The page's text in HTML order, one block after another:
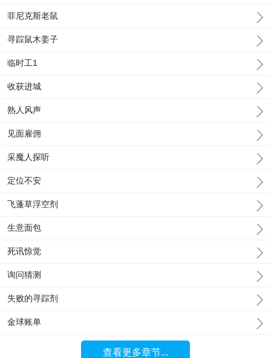
菲尼克斯老鼠
寻踪鼠木姜子
临时工1
收获进城
熟人风声
见面雇佣
采魔人探听
定位不安
飞蓬草浮空剂
生意面包
死讯惊觉
询问猜测
失败的寻踪剂
金球账单
查看更多章节...